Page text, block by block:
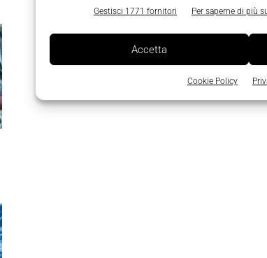
Gestisci 1771 fornitori Per saperne di più
Accetta
Cookie Policy